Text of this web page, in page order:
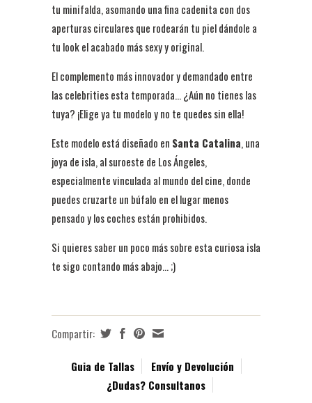
tu minifalda, asomando una fina cadenita con dos
aperturas circulares que rodearán tu piel dándole a
tu look el acabado más sexy y original.
El complemento más innovador y demandado entre
las celebrities esta temporada... ¿Aún no tienes las
tuya? ¡Elige ya tu modelo y no te quedes sin ella!
Este modelo está diseñado en Santa Catalina, una
joya de isla, al suroeste de Los Ángeles,
especialmente vinculada al mundo del cine, donde
puedes cruzarte un búfalo en el lugar menos
pensado y los coches están prohibidos.
Si quieres saber un poco más sobre esta curiosa isla
te sigo contando más abajo... ;)
Compartir:
Guia de Tallas
Envío y Devolución
¿Dudas? Consultanos